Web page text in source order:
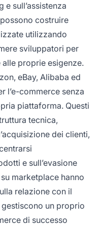
sull’assistenza
costruire
utilizzando
sviluppatori per
alle proprie esigenze.
eBay, Alibaba ed
l’e-commerce senza
piattaforma. Questi
tecnica,
dei clienti,
e sull’evasione
marketplace hanno
relazione con il
un proprio
di successo